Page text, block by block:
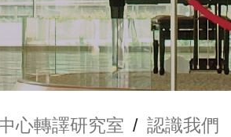
心轉譯研究室 / 認識我們